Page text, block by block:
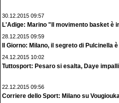
30.12.2015 09:57
L'Adige: Marino "Il movimento basket è
28.12.2015 09:59
Il Giorno: Milano, il segreto di Pulcinella
24.12.2015 10:02
Tuttosport: Pesaro si esalta, Daye
22.12.2015 09:56
Corriere dello Sport: Milano su